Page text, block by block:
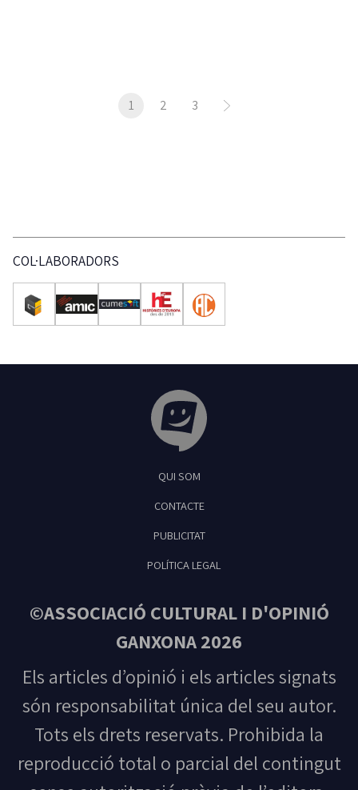
1 2 3
COL·LABORADORS
Feliu de Guíxols
QUI SOM
CONTACTE
PUBLICITAT
POLÍTICA LEGAL
©ASSOCIACIÓ CULTURAL I D'OPINIÓ
GANXONA 2026
Els articles d’opinió i els articles signats
són responsabilitat única del seu autor.
Tots els drets reservats. Prohibida la
reproducció total o parcial del contingut